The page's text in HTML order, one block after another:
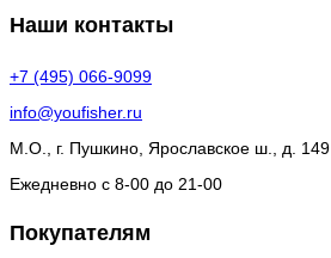
Наши контакты
+7 (495) 066-9099
info@youfisher.ru
М.О., г. Пушкино, Ярославское ш., д. 149
Ежедневно с 8-00 до 21-00
Покупателям